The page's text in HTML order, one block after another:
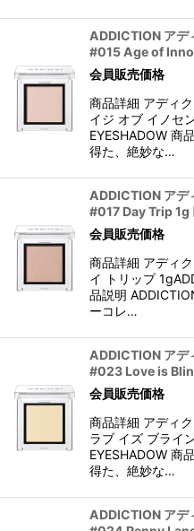
ADDICTION アデ
#015 Age of
会員販売価格
商品詳細 アディ
イジ オブ イノセ
EYESHADOW 商
得た、絶妙な…
ADDICTION アデ
#017 Day Trip 1g
会員販売価格
商品詳細 アディ
イ トリップ
品説明
ーコレ…
ADDICTION アデ
#023 Love is
会員販売価格
商品詳細 アディ
ラブ イズ ブライ
EYESHADOW 商
得た、絶妙な…
ADDICTION アデ